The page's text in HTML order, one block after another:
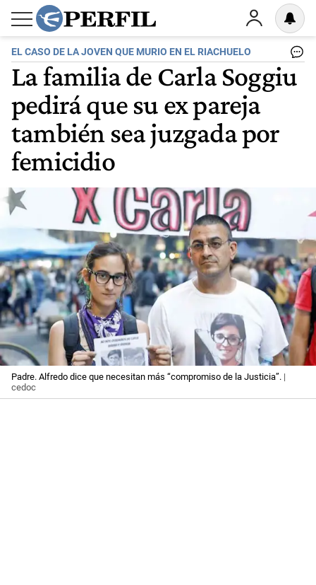
EL CASO DE LA JOVEN QUE MURIO EN EL RIACHUELO
La familia de Carla Soggiu
pedirá que su ex pareja
también sea juzgada por
femicidio
Padre. Alfredo dice que necesitan más “compromiso de la Justicia”. |
cedoc